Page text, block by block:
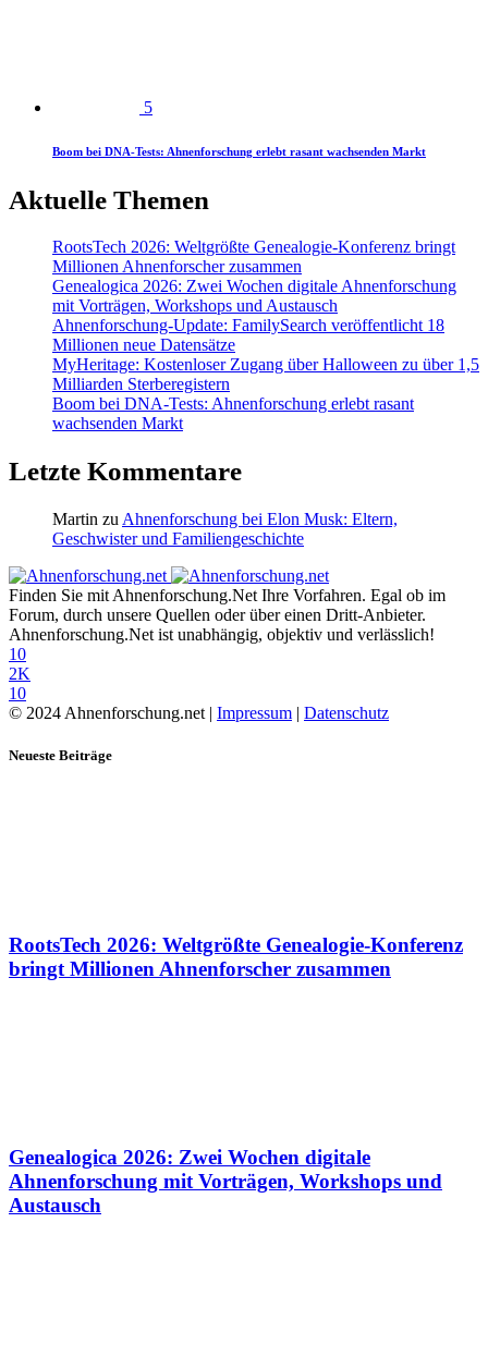
5
Boom bei DNA-Tests: Ahnenforschung erlebt rasant wachsenden Markt
Aktuelle Themen
RootsTech 2026: Weltgrößte Genealogie-Konferenz bringt
Millionen Ahnenforscher zusammen
Genealogica 2026: Zwei Wochen digitale Ahnenforschung
mit Vorträgen, Workshops und Austausch
Ahnenforschung-Update: FamilySearch veröffentlicht 18
Millionen neue Datensätze
MyHeritage: Kostenloser Zugang über Halloween zu über 1,5
Milliarden Sterberegistern
Boom bei DNA-Tests: Ahnenforschung erlebt rasant
wachsenden Markt
Letzte Kommentare
Martin zu Ahnenforschung bei Elon Musk: Eltern,
Geschwister und Familiengeschichte
Finden Sie mit Ahnenforschung.Net Ihre Vorfahren. Egal ob im
Forum, durch unsere Quellen oder über einen Dritt-Anbieter.
Ahnenforschung.Net ist unabhängig, objektiv und verlässlich!
10
2K
10
© 2024 Ahnenforschung.net | Impressum | Datenschutz
Neueste Beiträge
RootsTech 2026: Weltgrößte Genealogie-Konferenz
bringt Millionen Ahnenforscher zusammen
Genealogica 2026: Zwei Wochen digitale
Ahnenforschung mit Vorträgen, Workshops und
Austausch